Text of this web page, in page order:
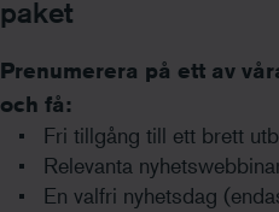
paket
Prenumerera på ett av
och få:
Fri tillgång till ett brett
Relevanta
En valfri nyhetsdag